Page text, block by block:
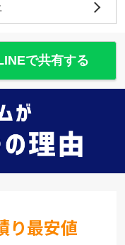
で共有する
り最安値